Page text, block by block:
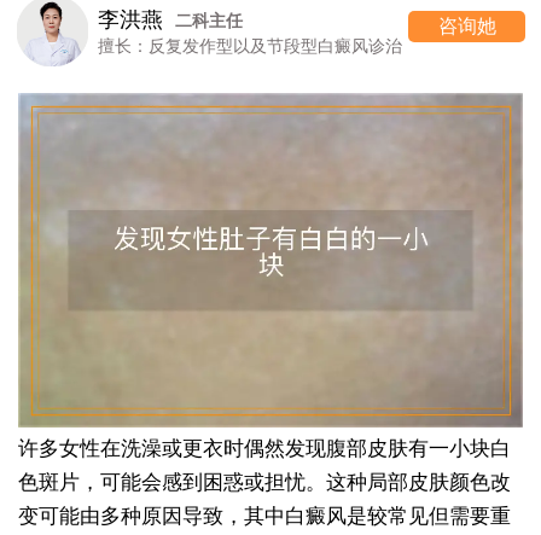
李洪燕
二科主任
擅长：反复发作型以及节段型白癜风诊治
咨询她
许多女性在洗澡或更衣时偶然发现腹部皮肤有一小块白
色斑片，可能会感到困惑或担忧。这种局部皮肤颜色改
变可能由多种原因导致，其中白癜风是较常见但需要重